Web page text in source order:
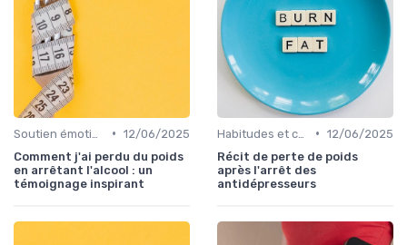
• 12/06/2025
Comment j'ai perdu du poids
en arrêtant l'alcool : un
témoignage inspirant
• 12/06/2025
Récit de perte de poids
après l'arrêt des
antidépresseurs